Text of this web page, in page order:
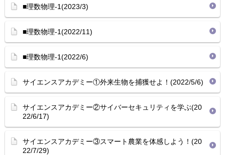
■理数物理-1(2023/3)
■理数物理-1(2022/11)
■理数物理-1(2022/6)
サイエンスアカデミー①外来生物を捕獲せよ！(2022/5/6)
サイエンスアカデミー②サイバーセキュリティを学ぶ(20
22/6/17)
サイエンスアカデミー③スマート農業を体感しよう！(20
22/7/29)